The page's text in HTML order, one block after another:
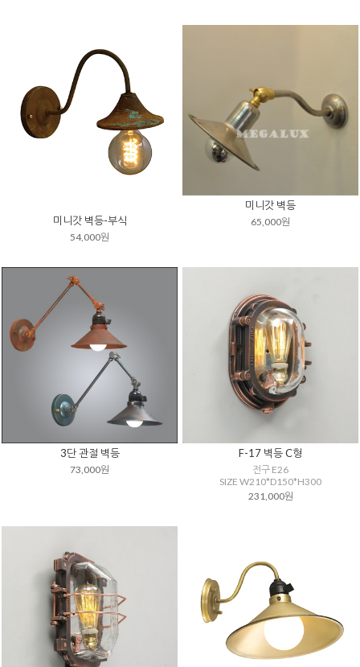
미니갓 벽등-부식
54,000원
미니갓 벽등
65,000원
3단 관절 벽등
73,000원
F-17 벽등 C형
전구 E26
SIZE W210*D150*H300
231,000원